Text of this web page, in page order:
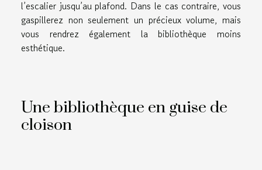
l’escalier jusqu’au plafond. Dans le cas contraire, vous
gaspillerez non seulement un précieux volume, mais
vous rendrez également la bibliothèque moins
esthétique.
Une bibliothèque en guise de
cloison